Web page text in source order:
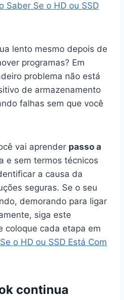
Saber Se o HD ou SSD
lento mesmo depois de
programas? Em
problema não está
de armazenamento
falhas sem que você
vai aprender passo a
e sem termos técnicos
a causa da
seguras. Se o seu
demorando para ligar
siga este
coloque cada etapa em
o HD ou SSD Está Com
continua